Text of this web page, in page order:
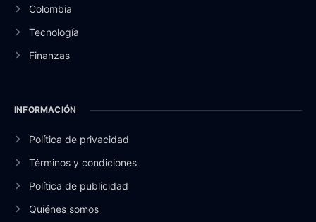
Colombia
Tecnología
Finanzas
INFORMACIÓN
Política de privacidad
Términos y condiciones
Política de publicidad
Quiénes somos